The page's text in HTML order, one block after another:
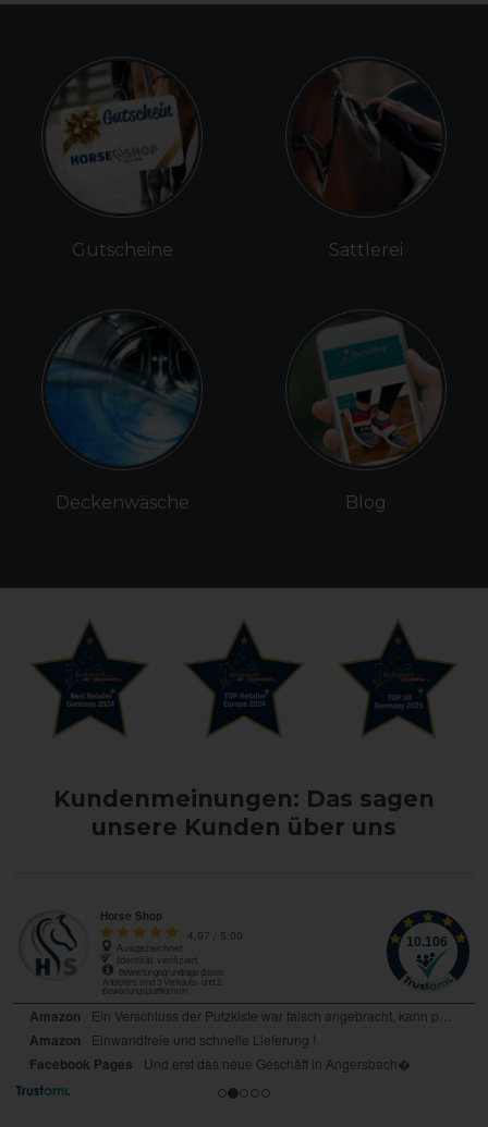
Gutscheine
Deckenwäsche
Sattlerei
Blog
Kundenmeinungen: Das sagen
unsere Kunden über uns